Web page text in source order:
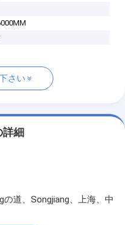
さい
細
道、Songjiang、上海、中